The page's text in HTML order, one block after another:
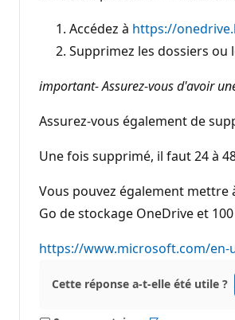
p
u
t
i
Accédez à https://
Supprimez les dossiers ou
important- Assurez-vous d'avoir
Assurez-vous également de
Une fois supprimé, il faut 24 à
Vous pouvez également mettre
Go de stockage OneDrive et
https://www.microsoft.com/en-
Cette réponse a-t-elle été utile ?